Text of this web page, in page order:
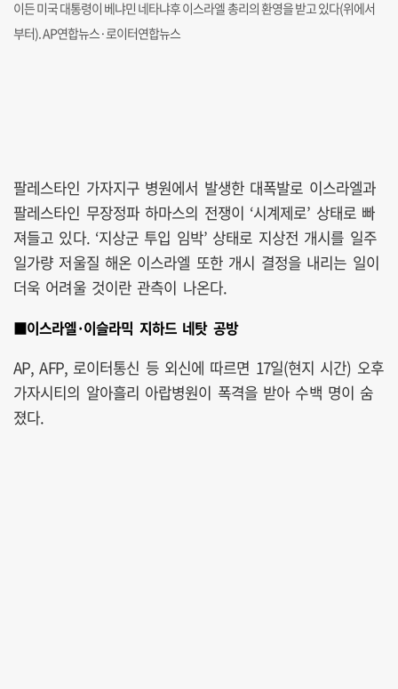
이든 미국 대통령이 베냐민 네타냐후 이스라엘 총리의 환영을 받고 있다(위에서
부터). AP연합뉴스·로이터연합뉴스
팔레스타인 가자지구 병원에서 발생한 대폭발로 이스라엘과
팔레스타인 무장정파 하마스의 전쟁이 ‘시계제로’ 상태로 빠
져들고 있다. ‘지상군 투입 임박’ 상태로 지상전 개시를 일주
일가량 저울질 해온 이스라엘 또한 개시 결정을 내리는 일이
더욱 어려울 것이란 관측이 나온다.
■이스라엘·이슬라믹 지하드 네탓 공방
AP, AFP, 로이터통신 등 외신에 따르면 17일(현지 시간) 오후
가자시티의 알아흘리 아랍병원이 폭격을 받아 수백 명이 숨
졌다.